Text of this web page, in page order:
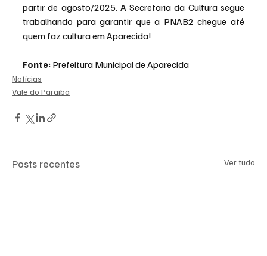
partir de agosto/2025. A Secretaria da Cultura segue
trabalhando para garantir que a PNAB2 chegue até
quem faz cultura em Aparecida!
Fonte: Prefeitura Municipal de Aparecida
Notícias
Vale do Paraiba
Posts recentes Ver tudo